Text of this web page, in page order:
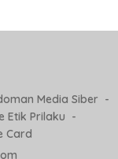
Media Siber
Etik Prilaku
Card